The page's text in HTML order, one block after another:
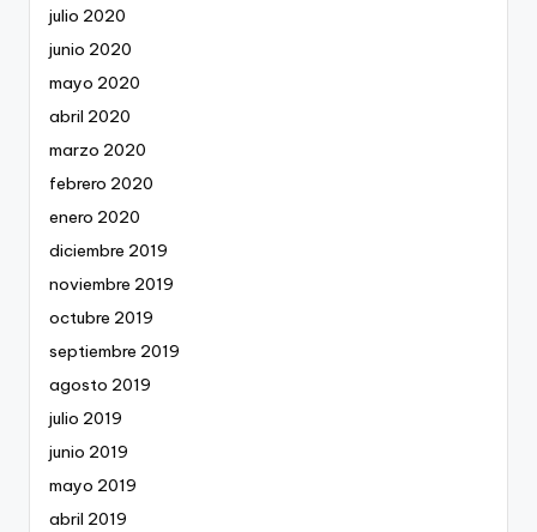
julio 2020
junio 2020
mayo 2020
abril 2020
marzo 2020
febrero 2020
enero 2020
diciembre 2019
noviembre 2019
octubre 2019
septiembre 2019
agosto 2019
julio 2019
junio 2019
mayo 2019
abril 2019